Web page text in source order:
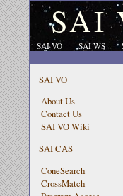
SAI
SAI VO SAI WS
SAI VO
About Us
Contact Us
SAI VO Wiki
SAI CAS
ConeSearch
CrossMatch